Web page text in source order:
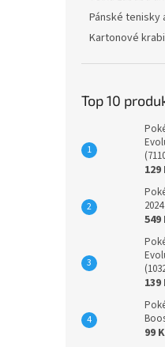
Pánské tenisky
Kartonové
Top 10
129
549
139
99